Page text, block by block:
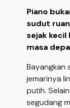
Piano
sudut
sejak
masa
Bayangkan
jemarinya
putih.
segudang